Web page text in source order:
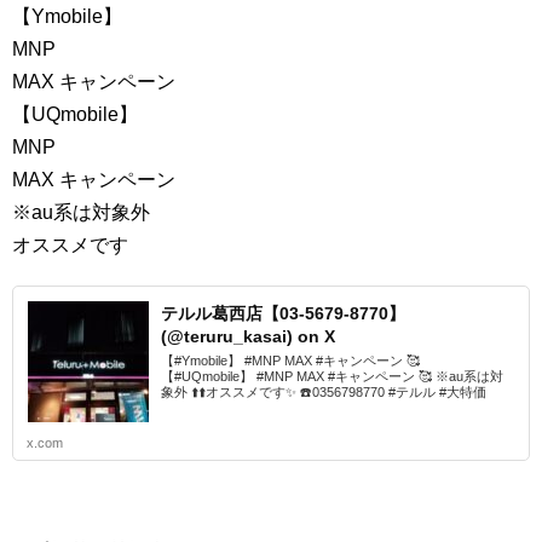
【Ymobile】
MNP
MAX キャンペーン
【UQmobile】
MNP
MAX キャンペーン
※au系は対象外
オススメです
テルル葛西店【03-5679-8770】
(@teruru_kasai) on X
【#Ymobile】 #MNP MAX #キャンペーン 🥰
【#UQmobile】 #MNP MAX #キャンペーン 🥰 ※au系は対
象外 ⬆️⬆️オススメです✨ ☎️0356798770 #テルル #大特価
x.com